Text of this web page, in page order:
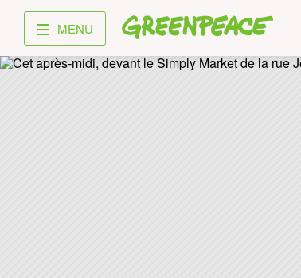
Greenpeace
MENU